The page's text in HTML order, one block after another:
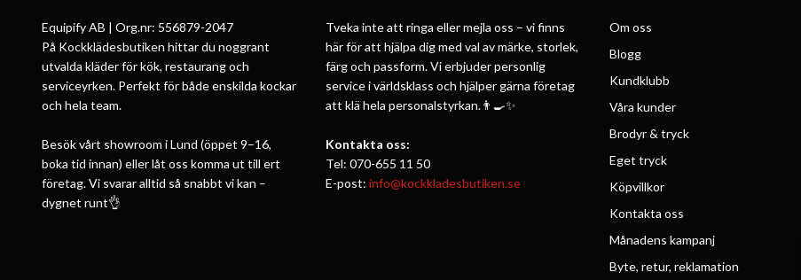
Equipify AB | Org.nr: 556879-2047
På Kockklädesbutiken hittar du noggrant
utvalda kläder för kök, restaurang och
serviceyrken. Perfekt för både enskilda kockar
och hela team.
Besök vårt showroom i Lund (öppet 9–16,
boka tid innan) eller låt oss komma ut till ert
företag. Vi svarar alltid så snabbt vi kan –
dygnet runt👌
Tveka inte att ringa eller mejla oss – vi finns
här för att hjälpa dig med val av märke, storlek,
färg och passform. Vi erbjuder personlig
service i världsklass och hjälper gärna företag
att klä hela personalstyrkan.👨‍🍳✨
Kontakta oss:
Tel: 070-655 11 50
E-post: info@kockkladesbutiken.se
Om oss
Blogg
Kundklubb
Våra kunder
Brodyr & tryck
Eget tryck
Köpvillkor
Kontakta oss
Månadens kampanj
Byte, retur, reklamation